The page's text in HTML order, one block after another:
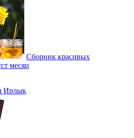
Сборник красивых
месяц
Ирлык